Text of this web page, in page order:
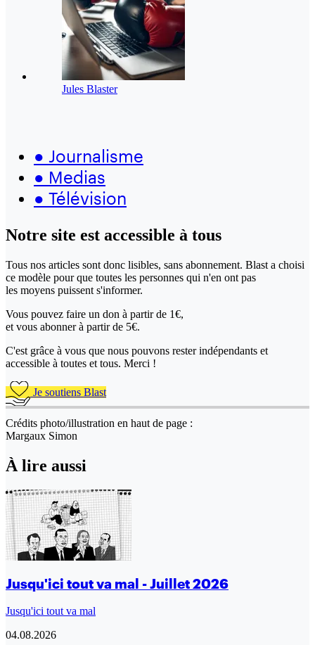
Jules Blaster
● Journalisme
● Medias
● Télévision
Notre site est accessible à tous
Tous nos articles sont donc lisibles, sans abonnement. Blast a choisi
ce modèle pour que toutes les personnes qui n'en ont pas
les moyens puissent s'informer.
Vous pouvez faire un don à partir de 1€,
et vous abonner à partir de 5€.
C'est grâce à vous que nous pouvons rester indépendants et
accessible à toutes et tous. Merci !
Je soutiens Blast
Crédits photo/illustration en haut de page :
Margaux Simon
À lire aussi
Jusqu'ici tout va mal - Juillet 2026
Jusqu'ici tout va mal
04.08.2026